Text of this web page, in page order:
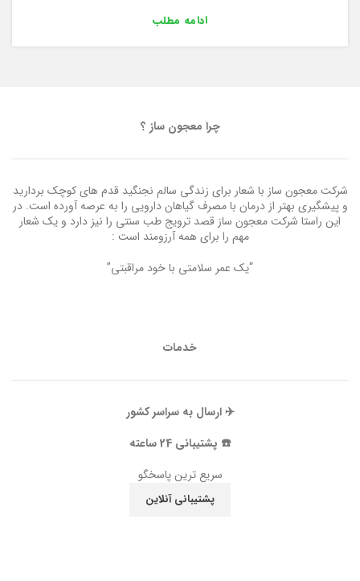
ادامه مطلب
چرا معجون ساز ؟
شرکت معجون ساز با شعار برای زندگی سالم نجنگید قدم های کوچک بردارید
و پیشگیری بهتر از درمان با مصرف گیاهان دارویی را به عرصه آورده است. در
این راستا شرکت معجون ساز قصد ترویج طب سنتی را نیز دارد و یک شعار
مهم را برای همه آرزومند است :
“یک عمر سلامتی با خود مراقبتی”
خدمات
✈️ ارسال به سراسر کشور
☎️ پشتیبانی 24 ساعته
سریع ترین پاسخگو
پشتیبانی آنلاین